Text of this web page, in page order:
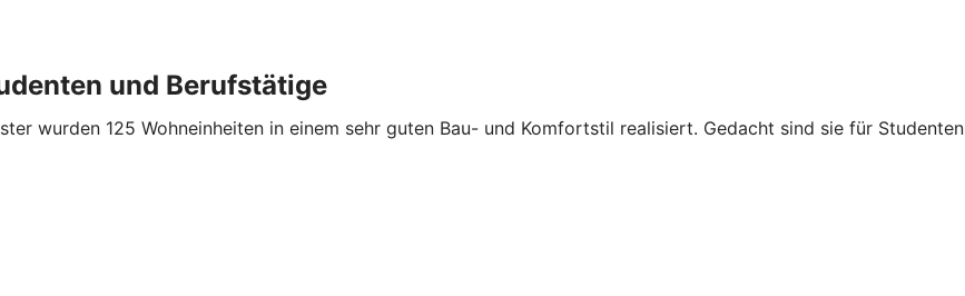
und Berufstätige
wurden 125 Wohneinheiten in einem sehr guten Bau- und Komfortstil realisiert. Gedacht sind sie für Studenten